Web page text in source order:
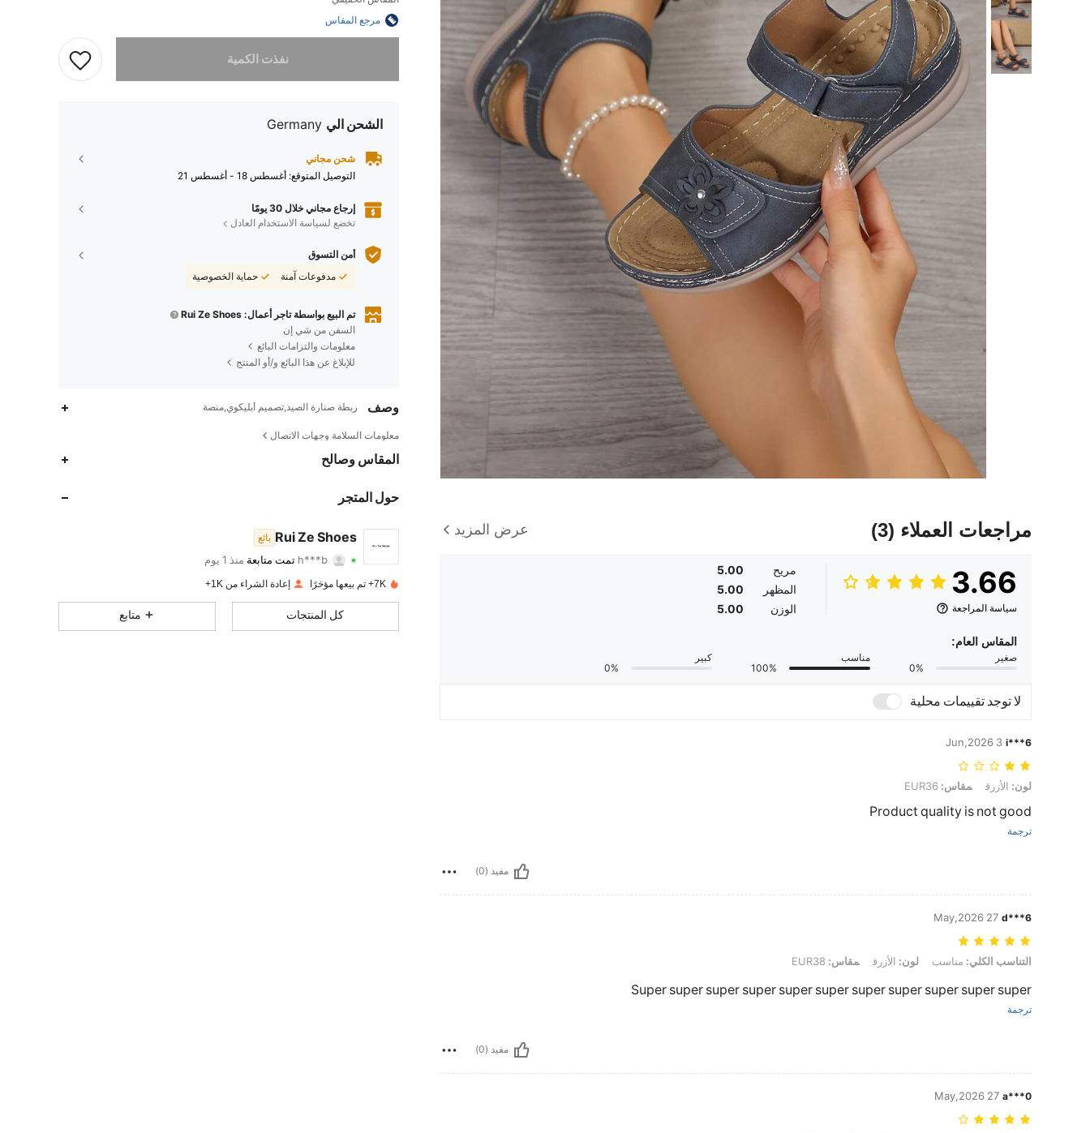
مراجعات العملاء (3) عرض المزيد
3.66
سياسة المراجعة
مريح
5.00
المظهر
5.00
الوزن
5.00
المقاس العام:
صغير
0%
مناسب
100%
كبير
0%
لا توجد تقييمات محلية
i***6
3 Jun,2026
لون: الأزرق, مقاس: EUR36
لون: الأزرق مقاس:
Product quality is not good
ترجمة
مفيد (0)
d***6
27 May,2026
التناسب الكلي: مناسب, لون: الأزرق, مقاس: EUR38
التناسب الكلي: مناسب لون: الأزرق مقاس:
Super super super super super super super super super super super
ترجمة
مفيد (0)
a***0
27 May,2026
مرجع المقاس
نفذت الكمية
الشحن الي Germany
شحن مجاني
التوصيل المتوقع: أغسطس 18 - أغسطس 21
إرجاع مجاني خلال 30 يومًا
تخضع لسياسة الاستخدام العادل
أمن التسوق
مدفوعات آمنة
حماية الخصوصية
تم البيع بواسطة تاجر أعمال: Rui Ze Shoes
السفن من شي إن
معلومات والتزامات البائع
للإبلاغ عن هذا البائع و/أو المنتج
وصف ربطة صنارة الصيد,تصميم أبليكوي,منصة
معلومات السلامة وجهات الاتصال
المقاس وصالح
حول المتجر
Rui Ze Shoes بائع
تمت متابعة
4.81 تقييم 10قطع 466 متابعون
4.81
10
466
7K+ تم بيعها مؤخرًا إعادة الشراء من 1K+
كل المنتجات متابع